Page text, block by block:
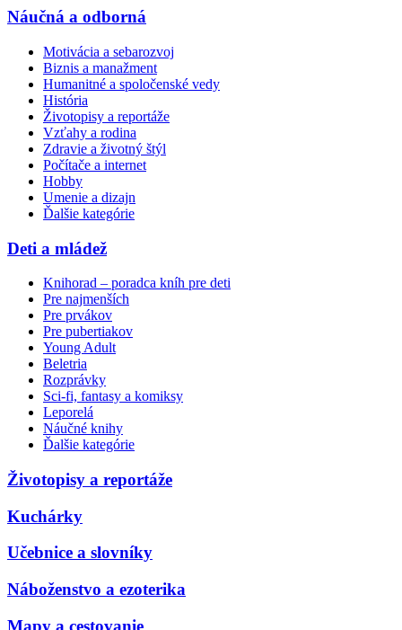
Náučná a odborná
Motivácia a sebarozvoj
Biznis a manažment
Humanitné a spoločenské vedy
História
Životopisy a reportáže
Vzťahy a rodina
Zdravie a životný štýl
Počítače a internet
Hobby
Umenie a dizajn
Ďalšie kategórie
Deti a mládež
Knihorad – poradca kníh pre deti
Pre najmenších
Pre prvákov
Pre pubertiakov
Young Adult
Beletria
Rozprávky
Sci-fi, fantasy a komiksy
Leporelá
Náučné knihy
Ďalšie kategórie
Životopisy a reportáže
Kuchárky
Učebnice a slovníky
Náboženstvo a ezoterika
Mapy a cestovanie